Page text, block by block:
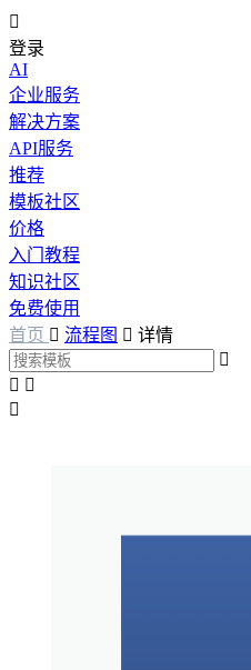

登录
AI
企业服务
解决方案
API服务
推荐
模板社区
价格
入门教程
知识社区
免费使用
首页  流程图  详情

 
